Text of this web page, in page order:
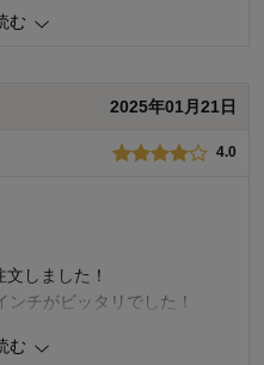
～160
なりました
160
め（長め）
む
2025年01月21日
4.0
しました！
チがビッタリでした！
なりました
む